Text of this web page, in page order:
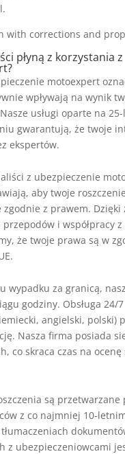
with corrections and
płyną z korzystania z
motoexpert
wpływają na wynik
usługi oparte na
gwarantują, że twoje
ekspertów.
z ubezpieczenie
aby twoje
zgodnie z prawem. Dzięki
i współpracy
że twoje prawa są w
wypadku za granicą,
godziny. Obsługa 24/
angielski, polski)
Nasza firma posiada
co skraca czas na ocenę
są przetwarzane
z co najmniej 10-
z ubezpieczeniowcami